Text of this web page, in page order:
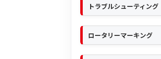
トラブルシューティング
ロータリーマーキング